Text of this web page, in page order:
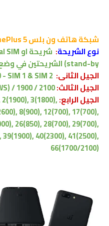
شبكةهاتف ون بلس OnePlus 5
نوع الشريحة:
stand-by) الشريحتين في وضع الاستعداد
الجيل الثانى: SIM 1 & SIM 2
الجيل الثالث:/ 1900 / 2100
الجيل الرابع:3(1800),
8(900), 12(700), 17(700),
26(850), 28(700), 29(700),
40(2300), 41(2500),
66(1700/2100)